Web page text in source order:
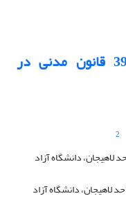
واکاوی اعمال خیارات ماده 396 قانون مدنی در
2
لاهیجان، دانشگاه آزاد
دانشگاه آزاد